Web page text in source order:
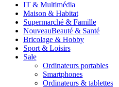
IT & Multimédia
Maison & Habitat
Supermarché & Famille
NouveauBeauté & Santé
Bricolage & Hobby
Sport & Loisirs
Sale
Ordinateurs portables
Smartphones
Ordinateurs & tablettes